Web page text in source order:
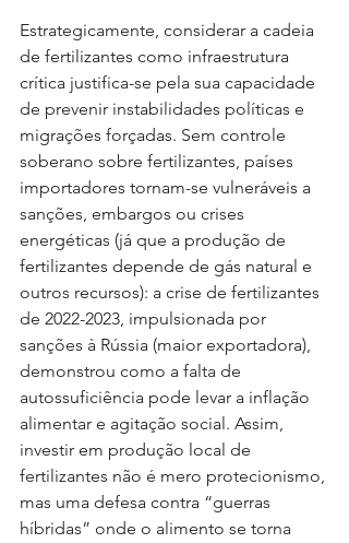
Estrategicamente, considerar a cadeia
de fertilizantes como infraestrutura
crítica justifica-se pela sua capacidade
de prevenir instabilidades políticas e
migrações forçadas. Sem controle
soberano sobre fertilizantes, países
importadores tornam-se vulneráveis a
sanções, embargos ou crises
energéticas (já que a produção de
fertilizantes depende de gás natural e
outros recursos): a crise de fertilizantes
de 2022-2023, impulsionada por
sanções à Rússia (maior exportadora),
demonstrou como a falta de
autossuficiência pode levar a inflação
alimentar e agitação social. Assim,
investir em produção local de
fertilizantes não é mero protecionismo,
mas uma defesa contra “guerras
híbridas” onde o alimento se torna